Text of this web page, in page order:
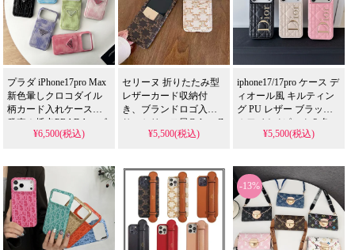
エムシーエム スマホケース ミュウミュウ スマホケース
ジバンシィ スマホケース カウズ スマホケース
ベアブリック スマホケース ステューシー スマホケース
コムデギャルソン スマホケー モスキーノ スマホケース
チャンピオン スマホケース ディズニー スマホケース
エイプ スマホケース マイケルコース スマホケース
メゾン マルジェラ スマホケ
の多機能アイテム！
iPhone16pro/15promaxケ
ースとしてもおすす
め！
プラダ iPhone17pro Max
新色暈しクロコダイル
柄カード入れケース新
発売！插卡PRADAロゴ
入り皮革素材、芸能人
機能仕様、かわいいデ
ザインが流行りのスタ
イル。アイフォン
Galaxy
S21/S22/S23/S24/S25
Ultra 携帯ケース 全機種
¥6,500(税込)
セリーヌ 折りたたみ型
レザーカード収納付
き、ブランドロゴ入
り。セリーヌ風Galaxy Z
Flip6/5/4/3対応、背面カ
応。芸能人も愛用する
人気ブランド、防水の
多機能仕様。かわいい
折りたたみレザースタ
イルが流行り、格安で
手に入り、
¥5,500(税込)
iphone17/17pro ケース デ
ィオール風 キルティン
グ PU レザー ブラック /
ホワイト / ピンク 3 色
立体ゴールドロゴ 耐衝
ース オフィス・デート
向け 高品質 アイフォン
18/18pro/17pro/17pro max
携帯ケース 全機種対応
¥5,500(税込)
-13%